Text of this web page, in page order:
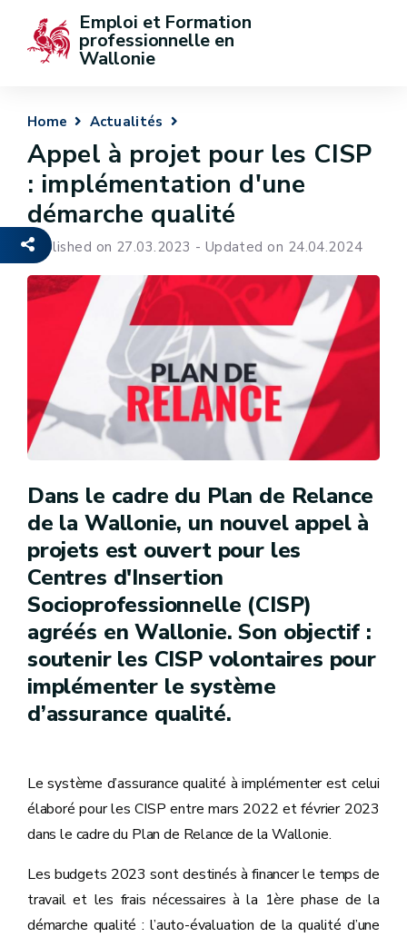
Emploi et Formation
professionnelle en
Wallonie
Home Actualités
Appel à projet pour les CISP
: implémentation d'une
démarche qualité
Published on 27.03.2023 - Updated on 24.04.2024
Dans le cadre du Plan de Relance
de la Wallonie, un nouvel appel à
projets est ouvert pour les
Centres d'Insertion
Socioprofessionnelle (CISP)
agréés en Wallonie. Son objectif :
soutenir les CISP volontaires pour
implémenter le système
d’assurance qualité.
Le système d’assurance qualité à implémenter est celui
élaboré pour les CISP entre mars 2022 et février 2023
dans le cadre du Plan de Relance de la Wallonie.
Les budgets 2023 sont destinés à financer le temps de
travail et les frais nécessaires à la 1ère phase de la
démarche qualité : l’auto-évaluation de la qualité d’une